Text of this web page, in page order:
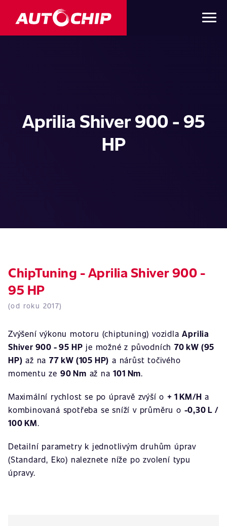
Aprilia Shiver 900 - 95
HP
ChipTuning - Aprilia Shiver 900 -
95 HP
(od roku 2017)
Zvýšení výkonu motoru (chiptuning) vozidlaAprilia
Shiver 900 - 95 HP je možné z původních70 kW (95
HP) až na77 kW (105 HP) a nárůst točivého
momentu ze 90 Nm až na101 Nm.
Maximální rychlost se po úpravě zvýší o + 1 KM/H a
kombinovaná spotřeba se sníží v průměru o -0,30 L /
100 KM.
Detailní parametry k jednotlivým druhům úprav
(Standard, Eko) naleznete níže po zvolení typu
úpravy.